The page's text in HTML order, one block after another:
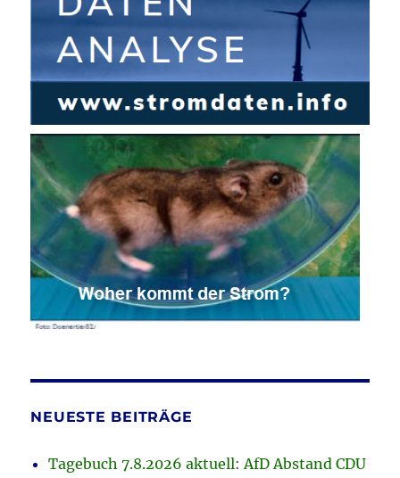
NEUESTE BEITRÄGE
Tagebuch 7.8.2026 aktuell: AfD Abstand CDU